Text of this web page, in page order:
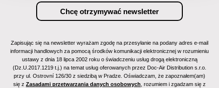
Zapisując się na newsletter wyrażam zgodę na przesyłanie na podany adres e-mail
informacji handlowych za pomocą środków komunikacji elektronicznej w rozumieniu
ustawy z dnia 18 lipca 2002 roku o świadczeniu usług drogą elektroniczną
(Dz.U.2017.1219 t.j.) na temat usług oferowanych przez Doc-Air Distribution s.r.o.
przy ul. Ostrovní 126/30 z siedzibą w Pradze. Oświadczam, że zapoznałem(am)
się z Zasadami przetwarzania danych osobowych , rozumiem i zgadzam się z